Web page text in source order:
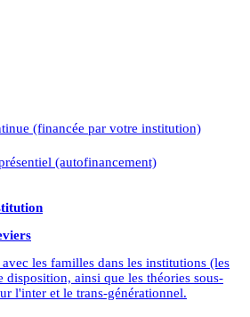
(financée par votre institution)
(autofinancement)
les familles dans les institutions (les
disposition, ainsi que les théories sous-
l'inter et le trans-générationnel.